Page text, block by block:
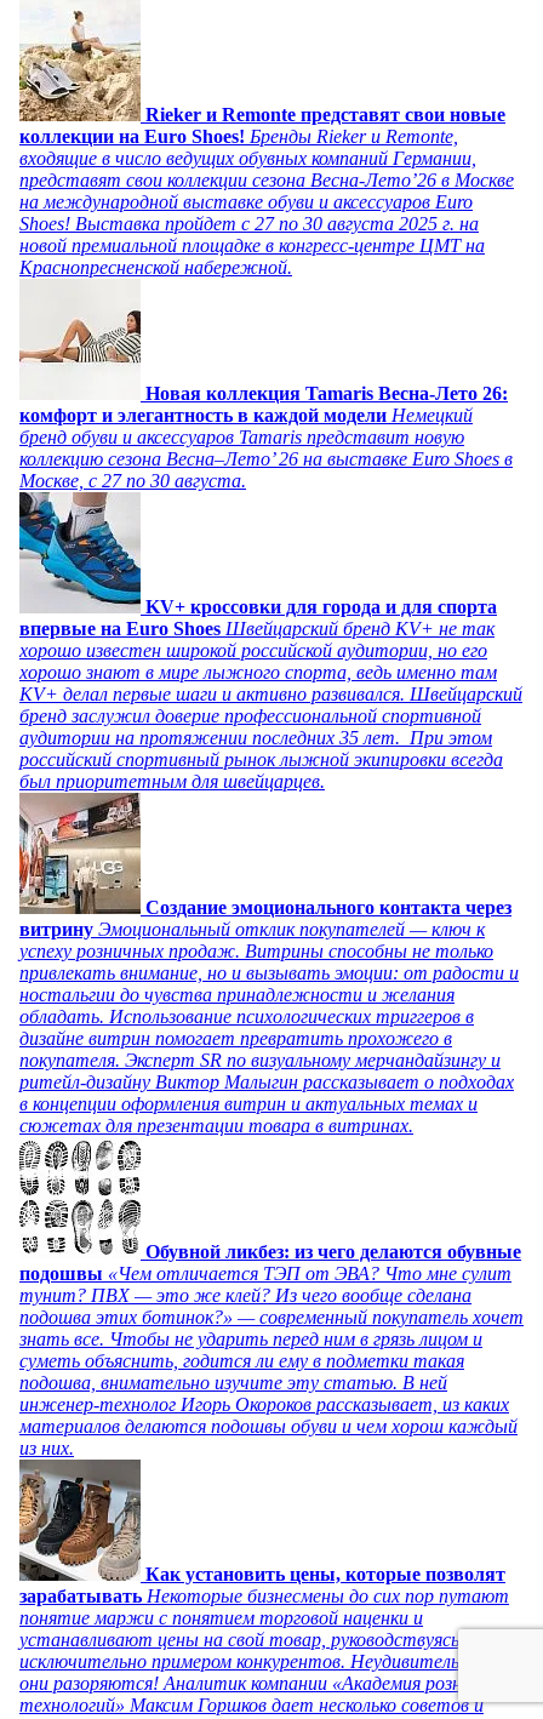
Rieker и Remonte представят свои новые
коллекции на Euro Shoes! Бренды Rieker и Remonte,
входящие в число ведущих обувных компаний Германии,
представят свои коллекции сезона Весна-Лето’26 в Москве
на международной выставке обуви и аксессуаров Euro
Shoes! Выставка пройдет c 27 по 30 августа 2025 г. на
новой премиальной площадке в конгресс-центре ЦМТ на
Краснопресненской набережной.
Новая коллекция Tamaris Весна-Лето 26:
комфорт и элегантность в каждой модели Немецкий
бренд обуви и аксессуаров Tamaris представит новую
коллекцию сезона Весна–Лето’ 26 на выставке Euro Shoes в
Москве, с 27 по 30 августа.
KV+ кроссовки для города и для спорта
впервые на Euro Shoes Швейцарский бренд KV+ не так
хорошо известен широкой российской аудитории, но его
хорошо знают в мире лыжного спорта, ведь именно там
KV+ делал первые шаги и активно развивался. Швейцарский
бренд заслужил доверие профессиональной спортивной
аудитории на протяжении последних 35 лет. При этом
российский спортивный рынок лыжной экипировки всегда
был приоритетным для швейцарцев.
Создание эмоционального контакта через
витрину Эмоциональный отклик покупателей — ключ к
успеху розничных продаж. Витрины способны не только
привлекать внимание, но и вызывать эмоции: от радости и
ностальгии до чувства принадлежности и желания
обладать. Использование психологических триггеров в
дизайне витрин помогает превратить прохожего в
покупателя. Эксперт SR по визуальному мерчандайзингу и
ритейл-дизайну Виктор Малыгин рассказывает о подходах
в концепции оформления витрин и актуальных темах и
сюжетах для презентации товара в витринах.
Обувной ликбез: из чего делаются обувные
подошвы «Чем отличается ТЭП от ЭВА? Что мне сулит
тунит? ПВХ — это же клей? Из чего вообще сделана
подошва этих ботинок?» — современный покупатель хочет
знать все. Чтобы не ударить перед ним в грязь лицом и
суметь объяснить, годится ли ему в подметки такая
подошва, внимательно изучите эту статью. В ней
инженер-технолог Игорь Окороков рассказывает, из каких
материалов делаются подошвы обуви и чем хорош каждый
из них.
Как установить цены, которые позволят
зарабатывать Некоторые бизнесмены до сих пор путают
понятие маржи с понятием торговой наценки и
устанавливают цены на свой товар, руководствуясь
исключительно примером конкурентов. Неудивительно, что
они разоряются! Аналитик компании «Академия розничных
технологий» Максим Горшков дает несколько советов и